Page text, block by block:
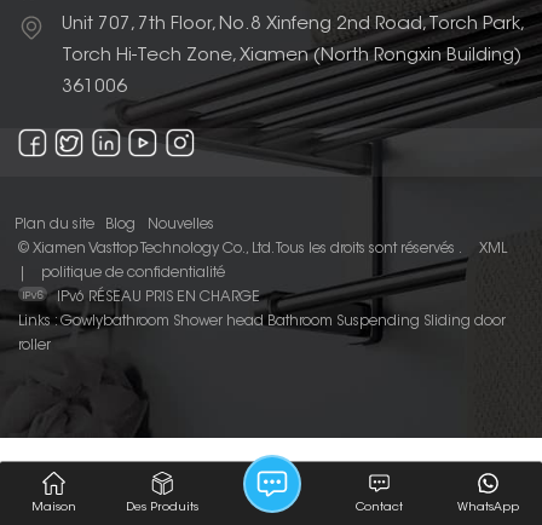
Unit 707, 7th Floor, No.8 Xinfeng 2nd Road, Torch Park,
Torch Hi-Tech Zone, Xiamen (North Rongxin Building)
361006
Plan du site Blog
Nouvelles
© Xiamen Vasttop Technology Co., Ltd. Tous les droits sont réservés .
XML
politique de confidentialité
IPv6 RÉSEAU PRIS EN CHARGE
Links :Gowlybathroom Shower head Bathroom Suspending Sliding door
roller
Maison Des Produits WhatsApp
Contact